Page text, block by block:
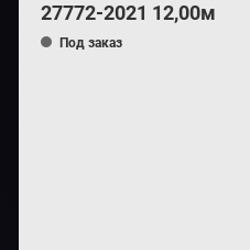
27772-2021 12,00м
Под заказ